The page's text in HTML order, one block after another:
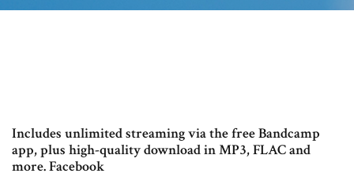
Includes unlimited streaming via the free Bandcamp
app, plus high-quality download in MP3, FLAC and
more. Facebook